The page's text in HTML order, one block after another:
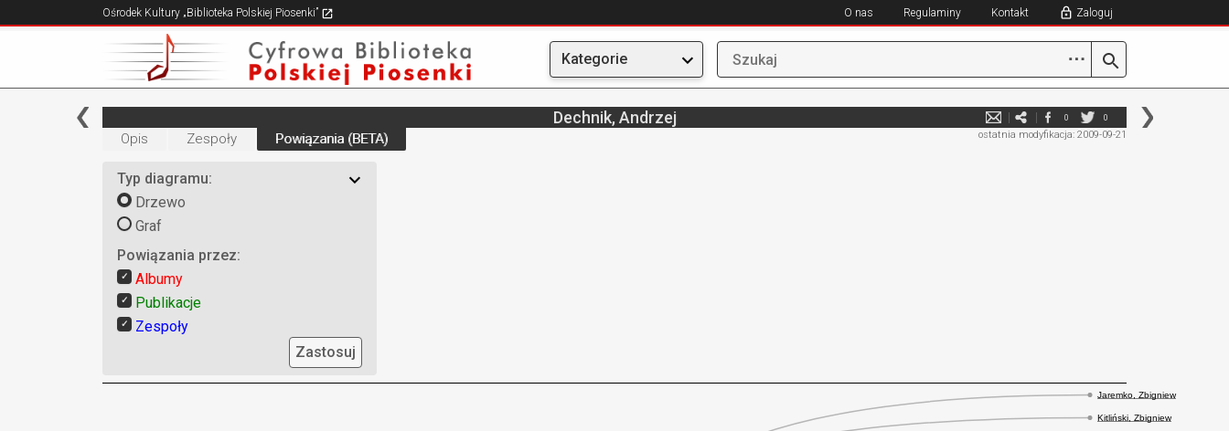
Ośrodek Kultury „Biblioteka Polskiej Piosenki” O nas Regulaminy Kontakt Zaloguj
Kategorie ⋯
Dechnik, Andrzej 0 0
ostatnia modyfikacja: 2009-09-21
Opis Zespoły Powiązania (BETA)
Typ diagramu:
Drzewo
Graf
Powiązania przez:
Albumy
Publikacje
Zespoły
Zastosuj
Jaremko, Zbigniew
Kitliński, Zbigniew